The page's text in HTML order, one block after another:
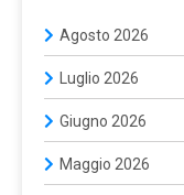
Agosto 2026
Luglio 2026
Giugno 2026
Maggio 2026